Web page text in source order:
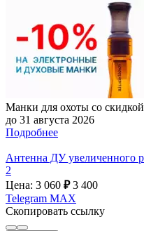
Манки для охоты со
до 31 августа 2026
Подробнее
Антенна ДУ увеличенного
2
Цена: 3 060 ₽ 3 400
Telegram MAX
Скопировать ссылку